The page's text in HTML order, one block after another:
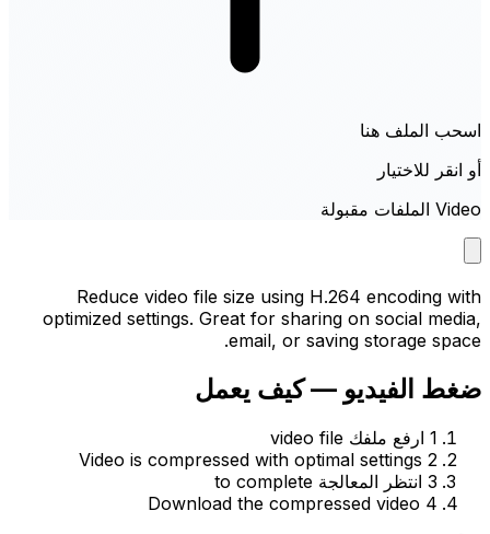
اسحب الملف هنا
أو انقر للاختيار
Video الملفات مقبولة
Reduce video file size using H.264 encoding with
optimized settings. Great for sharing on social media,
email, or saving storage space.
ضغط الفيديو — كيف يعمل
1 ارفع ملفك video file
2
Video is compressed with optimal settings
3 انتظر المعالجة to complete
4
Download the compressed video